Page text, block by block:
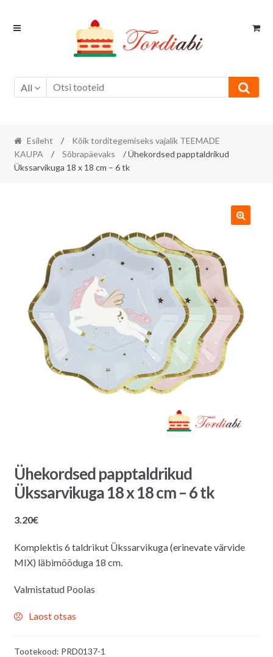
Skip
Skip
All
Esileht /
Kõik torditegemiseks vajalik TEEMADE
KAUPA
/ Sõbrapäevaks
/ Ühekordsed papptaldrikud
Ükssarvikuga 18 x 18 cm – 6 tk
Ühekordsed papptaldrikud
Ükssarvikuga 18 x 18 cm – 6 tk
3.20€
Komplektis 6 taldrikut Ükssarvikuga (erinevate värvide
MIX) läbimõõduga 18 cm.
Valmistatud Poolas
Laost otsas
Tootekood: PRD0137-1